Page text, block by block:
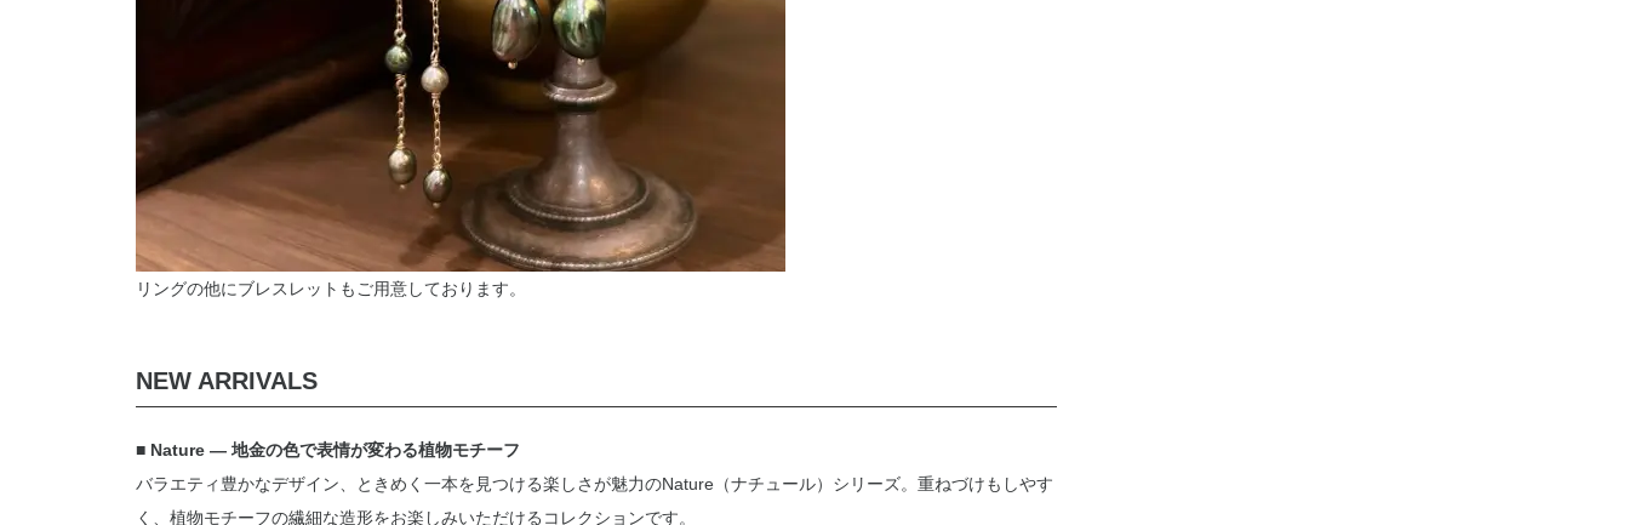
リングの他にブレスレットもご用意しております。
NEW ARRIVALS
■ Nature ― 地金の色で表情が変わる植物モチーフ
バラエティ豊かなデザイン、ときめく一本を見つける楽しさが魅力のNature（ナチュール）シリーズ。重ねづけもしやす
く、植物モチーフの繊細な造形をお楽しみいただけるコレクションです。